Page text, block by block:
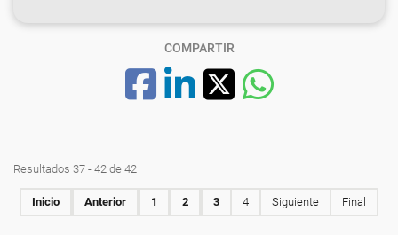
COMPARTIR
Resultados 37 - 42 de 42
Inicio Anterior 1 2 3 4 Siguiente Final